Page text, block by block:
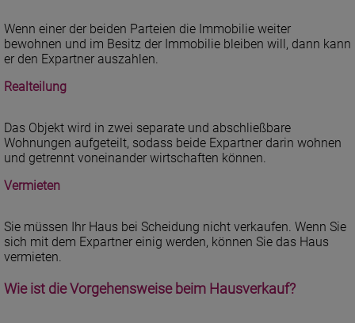
Wenn einer der beiden Parteien die Immobilie weiter
bewohnen und im Besitz der Immobilie bleiben will, dann kann
er den Expartner auszahlen.
Realteilung
Das Objekt wird in zwei separate und abschließbare
Wohnungen aufgeteilt, sodass beide Expartner darin wohnen
und getrennt voneinander wirtschaften können.
Vermieten
Sie müssen Ihr Haus bei Scheidung nicht verkaufen. Wenn Sie
sich mit dem Expartner einig werden, können Sie das Haus
vermieten.
Wie ist die Vorgehensweise beim Hausverkauf?